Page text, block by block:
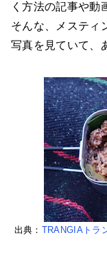
く方法の記事や動
そんな、メスティ
写真を見ていて、
出典： TRANGIAトラ